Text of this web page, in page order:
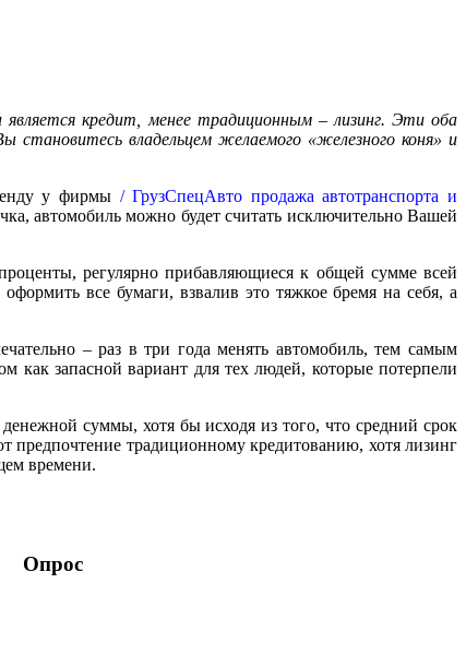
кредит, менее традиционным – лизинг. Эти оба
становитесь владельцем желаемого «железного коня» и
у фирмы / ГрузСпецАвто продажа автотранспорта и
автомобиль можно будет считать исключительно Вашей
регулярно прибавляющиеся к общей сумме всей
все бумаги, взвалив это тяжкое бремя на себя, а
– раз в три года менять автомобиль, тем самым
как запасной вариант для тех людей, которые потерпели
суммы, хотя бы исходя из того, что средний срок
предпочтение традиционному кредитованию, хотя лизинг
времени.
Опрос